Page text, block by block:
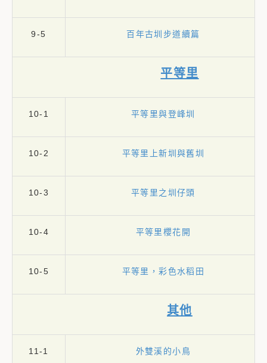
9-5 百年古圳步道續篇
平等里
10-1 平等里與登峰圳
10-2 平等里上新圳與舊圳
10-3 平等里之圳仔頭
10-4 平等里櫻花開
10-5 平等里，彩色水稻田
其他
11-1 外雙溪的小鳥